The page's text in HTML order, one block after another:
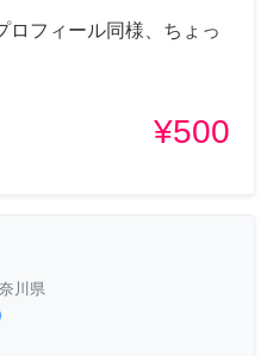
ロフィール同様、ちょっ
¥500
川県